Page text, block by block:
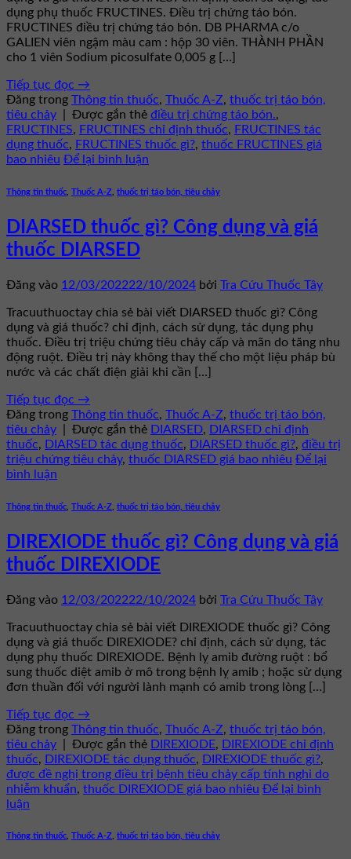
dụng phụ thuốc FRUCTINES. Điều trị chứng táo bón.
FRUCTINES điều trị chứng táo bón. DB PHARMA c/o
GALIEN viên ngậm màu cam : hộp 30 viên. THÀNH PHẦN
cho 1 viên Sodium picosulfate 0,005 g […]
Tiếp tục đọc →
Đăng trong Thông tin thuốc, Thuốc A-Z, thuốc trị táo bón,
tiêu chảy
Được gắn thẻ điều trị chứng táo bón.,
FRUCTINES, FRUCTINES chỉ định thuốc, FRUCTINES tác
dụng thuốc, FRUCTINES thuốc gì?, thuốc FRUCTINES giá
bao nhiêu Để lại bình luận
Thông tin thuốc Thuốc A-Z thuốc trị táo bón, tiêu chảy
DIARSED thuốc gì? Công dụng và giá
thuốc DIARSED
Đăng vào 12/03/202222/10/2024 bởi Tra Cứu Thuốc Tây
Tracuuthuoctay chia sẻ bài viết DIARSED thuốc gì? Công
dụng và giá thuốc? chỉ định, cách sử dụng, tác dụng phụ
thuốc. Điều trị triệu chứng tiêu chảy cấp và mãn do tăng nhu
động ruột. Điều trị này không thay thế cho một liệu pháp bù
nước và các chất điện giải khi cần […]
Tiếp tục đọc →
Đăng trong Thông tin thuốc, Thuốc A-Z, thuốc trị táo bón,
tiêu chảy
Được gắn thẻ DIARSED, DIARSED chỉ định
thuốc, DIARSED tác dụng thuốc, DIARSED thuốc gì?, điều trị
triệu chứng tiêu chảy, thuốc DIARSED giá bao nhiêu Để lại
bình luận
Thông tin thuốc Thuốc A-Z thuốc trị táo bón, tiêu chảy
DIREXIODE thuốc gì? Công dụng và giá
thuốc DIREXIODE
Đăng vào 12/03/202222/10/2024 bởi Tra Cứu Thuốc Tây
Tracuuthuoctay chia sẻ bài viết DIREXIODE thuốc gì? Công
dụng và giá thuốc DIREXIODE? chỉ định, cách sử dụng, tác
dụng phụ thuốc DIREXIODE. Bệnh lỵ amib đường ruột : bổ
sung thuốc diệt amib ở mô trong bệnh lỵ amib ; hoặc sử dụng
đơn thuần đối với người lành mạnh có amib trong lòng […]
Tiếp tục đọc →
Đăng trong Thông tin thuốc, Thuốc A-Z, thuốc trị táo bón,
tiêu chảy
Được gắn thẻ DIREXIODE, DIREXIODE chỉ định
thuốc, DIREXIODE tác dụng thuốc, DIREXIODE thuốc gì?,
được đề nghị trong điều trị bệnh tiêu chảy cấp tính nghi do
nhiễm khuẩn, thuốc DIREXIODE giá bao nhiêu Để lại bình
luận
Thông tin thuốc, Thuốc A-Z, thuốc trị táo bón, tiêu chảy